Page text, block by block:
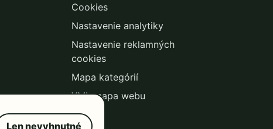
Cookies
Nastavenie analytiky
Nastavenie reklamných
cookies
Mapa kategórií
XML mapa webu
Len nevyhnutné